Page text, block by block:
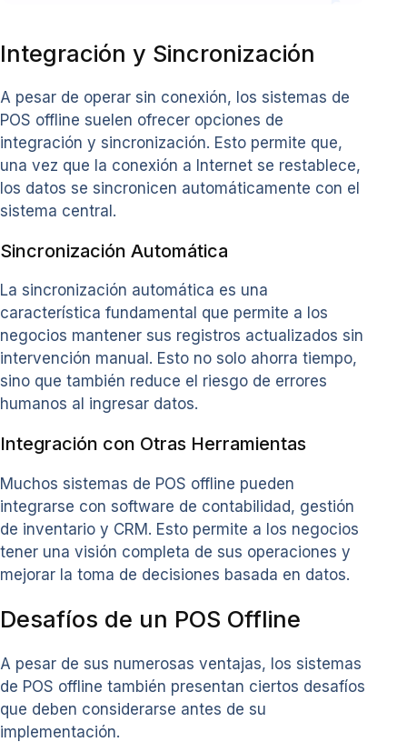
Integración y Sincronización
A pesar de operar sin conexión, los sistemas de
POS offline suelen ofrecer opciones de
integración y sincronización. Esto permite que,
una vez que la conexión a Internet se restablece,
los datos se sincronicen automáticamente con el
sistema central.
Sincronización Automática
La sincronización automática es una
característica fundamental que permite a los
negocios mantener sus registros actualizados sin
intervención manual. Esto no solo ahorra tiempo,
sino que también reduce el riesgo de errores
humanos al ingresar datos.
Integración con Otras Herramientas
Muchos sistemas de POS offline pueden
integrarse con software de contabilidad, gestión
de inventario y CRM. Esto permite a los negocios
tener una visión completa de sus operaciones y
mejorar la toma de decisiones basada en datos.
Desafíos de un POS Offline
A pesar de sus numerosas ventajas, los sistemas
de POS offline también presentan ciertos desafíos
que deben considerarse antes de su
implementación.